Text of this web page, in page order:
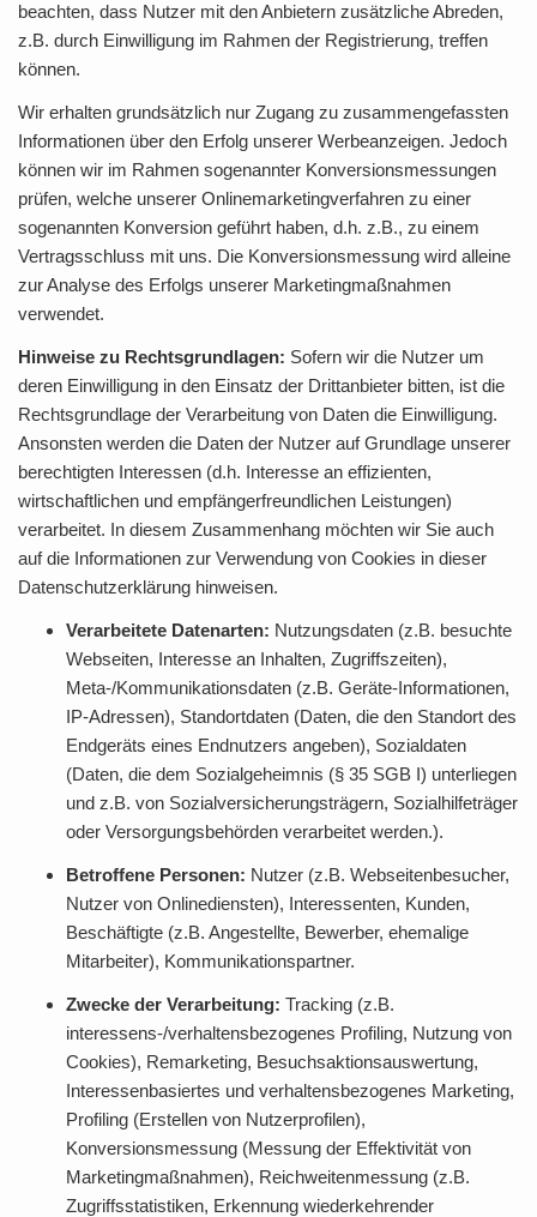
beachten, dass Nutzer mit den Anbietern zusätzliche Abreden,
z.B. durch Einwilligung im Rahmen der Registrierung, treffen
können.
Wir erhalten grundsätzlich nur Zugang zu zusammengefassten
Informationen über den Erfolg unserer Werbeanzeigen. Jedoch
können wir im Rahmen sogenannter Konversionsmessungen
prüfen, welche unserer Onlinemarketingverfahren zu einer
sogenannten Konversion geführt haben, d.h. z.B., zu einem
Vertragsschluss mit uns. Die Konversionsmessung wird alleine
zur Analyse des Erfolgs unserer Marketingmaßnahmen
verwendet.
Hinweise zu Rechtsgrundlagen: Sofern wir die Nutzer um
deren Einwilligung in den Einsatz der Drittanbieter bitten, ist die
Rechtsgrundlage der Verarbeitung von Daten die Einwilligung.
Ansonsten werden die Daten der Nutzer auf Grundlage unserer
berechtigten Interessen (d.h. Interesse an effizienten,
wirtschaftlichen und empfängerfreundlichen Leistungen)
verarbeitet. In diesem Zusammenhang möchten wir Sie auch
auf die Informationen zur Verwendung von Cookies in dieser
Datenschutzerklärung hinweisen.
Verarbeitete Datenarten: Nutzungsdaten (z.B. besuchte
Webseiten, Interesse an Inhalten, Zugriffszeiten),
Meta-/Kommunikationsdaten (z.B. Geräte-Informationen,
IP-Adressen), Standortdaten (Daten, die den Standort des
Endgeräts eines Endnutzers angeben), Sozialdaten
(Daten, die dem Sozialgeheimnis (§ 35 SGB I) unterliegen
und z.B. von Sozialversicherungsträgern, Sozialhilfeträger
oder Versorgungsbehörden verarbeitet werden.).
Betroffene Personen: Nutzer (z.B. Webseitenbesucher,
Nutzer von Onlinediensten), Interessenten, Kunden,
Beschäftigte (z.B. Angestellte, Bewerber, ehemalige
Mitarbeiter), Kommunikationspartner.
Zwecke der Verarbeitung: Tracking (z.B.
interessens-/verhaltensbezogenes Profiling, Nutzung von
Cookies), Remarketing, Besuchsaktionsauswertung,
Interessenbasiertes und verhaltensbezogenes Marketing,
Profiling (Erstellen von Nutzerprofilen),
Konversionsmessung (Messung der Effektivität von
Marketingmaßnahmen), Reichweitenmessung (z.B.
Zugriffsstatistiken, Erkennung wiederkehrender